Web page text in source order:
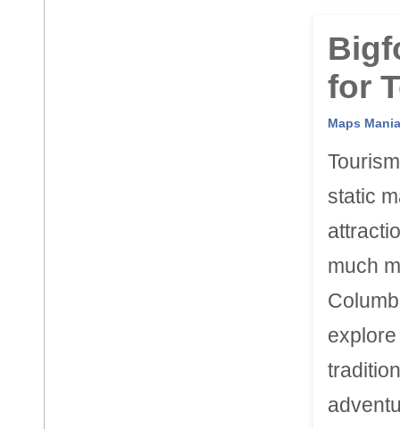
for
Maps Mania
static
much